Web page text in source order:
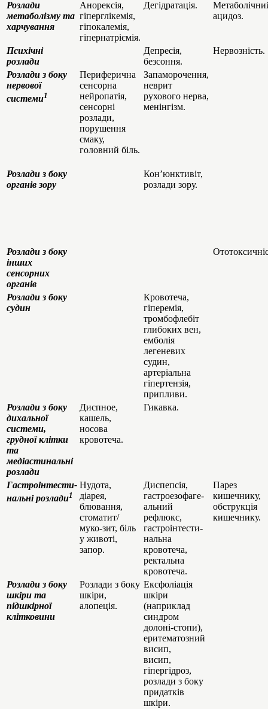
Розлади
метаболізму та
харчування
Анорексія,
гіперглікемія,
гіпокалемія,
гіпернатріємія.
Дегідратація.
ацидоз.
Психічні
розлади
Депресія,
безсоння.
Нервозність.
Розлади з боку
нервової
системи1
Периферична
сенсорна
нейропатія,
сенсорні
розлади,
порушення
смаку,
головний біль.
Запаморочення,
неврит
рухового нерва,
менінгізм.
Розлади з боку
органів зору
Кон’юнктивіт,
розлади зору.
Розлади з боку
інших
сенсорних
органів
Розлади з боку
судин
Кровотеча,
гіперемія,
тромбофлебіт
глибоких вен,
емболія
легеневих
судин,
артеріальна
гіпертензія,
припливи.
Розлади з боку
дихальної
системи,
грудної клітки
та
медіастинальні
розлади
Диспное,
кашель,
носова
кровотеча.
Гикавка.
Гастроінтести-
нальні розлади1
Нудота,
діарея,
блювання,
стоматит/
муко-зит, біль
у животі,
запор.
Диспепсія,
гастроезофаге-
альний
рефлюкс,
гастроінтести-
нальна
кровотеча,
ректальна
кровотеча.
Парез
кишечнику,
обструкція
кишечнику.
Розлади з боку
шкіри та
підшкірної
клітковини
Розлади з боку
шкіри,
алопеція.
Ексфоліація
шкіри
(наприклад
синдром
долоні-стопи),
еритематозний
висип,
висип,
гіпергідроз,
розлади з боку
придатків
шкіри.